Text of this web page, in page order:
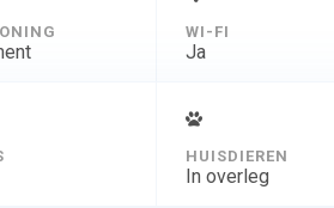
WI-FI
Ja
HUISDIEREN
In overleg